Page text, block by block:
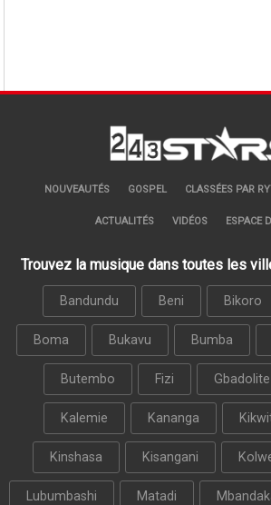
NOUVEAUTÉS GOSPEL CLASSÉES PAR
ACTUALITÉS VIDÉOS ESPACE
Trouvez la musique dans toutes les
Bandundu Beni Bikoro
Boma Bukavu Bumba
Butembo Fizi Gbadolite
Kalemie Kananga
Kinshasa Kisangani
Lubumbashi Matadi